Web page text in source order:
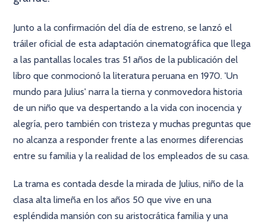
Junto a la confirmación del día de estreno, se lanzó el
tráiler oficial de esta adaptación cinematográfica que llega
a las pantallas locales tras 51 años de la publicación del
libro que conmocionó la literatura peruana en 1970. 'Un
mundo para Julius' narra la tierna y conmovedora historia
de un niño que va despertando a la vida con inocencia y
alegría, pero también con tristeza y muchas preguntas que
no alcanza a responder frente a las enormes diferencias
entre su familia y la realidad de los empleados de su casa.
La trama es contada desde la mirada de Julius, niño de la
clasa alta limeña en los años 50 que vive en una
espléndida mansión con su aristocrática familia y una